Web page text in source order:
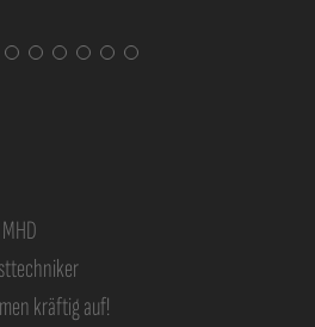
kräftig auf!